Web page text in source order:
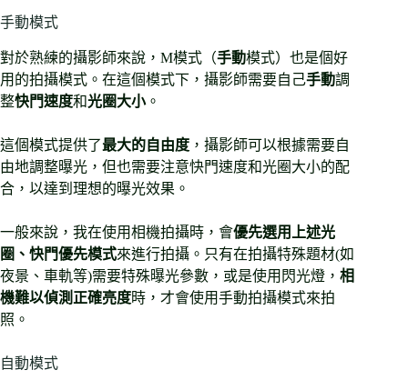
手動模式
對於熟練的攝影師來說，M模式（手動模式）也是個好
用的拍攝模式。在這個模式下，攝影師需要自己手動調
整快門速度和光圈大小。
這個模式提供了最大的自由度 ，攝影師可以根據需要自
由地調整曝光，但也需要注意快門速度和光圈大小的配
合，以達到理想的曝光效果。
一般來說，我在使用相機拍攝時，會優先選用上述光
圈、快門優先模式來進行拍攝。只有在拍攝特殊題材(如
夜景、車軌等)需要特殊曝光參數，或是使用閃光燈， 相
機難以偵測正確亮度時，才會使用手動拍攝模式來拍
照。
自動模式